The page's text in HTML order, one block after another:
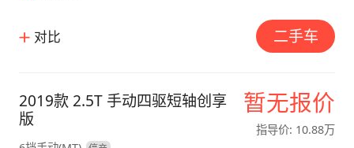
对比 二手车
暂无报价
指导价: 10.88万
2019款 2.5T 手动四驱短轴创享
版